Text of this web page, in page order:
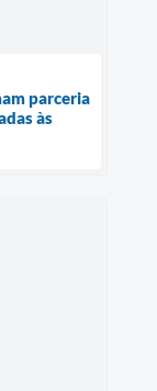
parceria
às